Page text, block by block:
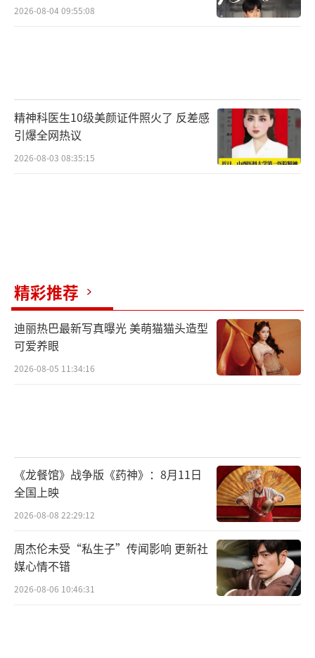
2026-08-04 09:55:08
精神科医生10级美颜证件照火了 反差感
引爆全网热议
2026-08-03 08:35:15
精彩推荐
迪丽热巴最新写真曝光 美萌猫猫头造型
可爱养眼
2026-08-05 11:34:16
《龙餐馆》战争版《药神》：8月11日
全国上映
2026-08-08 22:29:12
周杰伦未受“私生子”传闻影响 更新社
媒心情不错
2026-08-06 10:46:31